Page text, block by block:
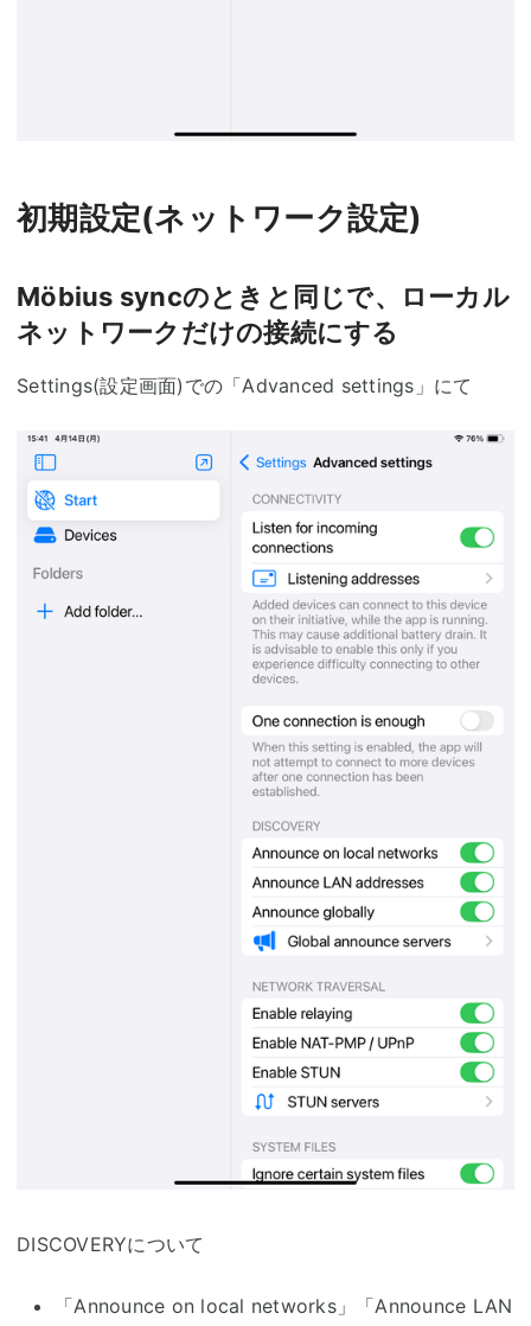
初期設定(ネットワーク設定)
Möbius syncのときと同じで、ローカル
ネットワークだけの接続にする
Settings(設定画面)での「Advanced settings」にて
DISCOVERYについて
「Announce on local networks」「Announce LAN